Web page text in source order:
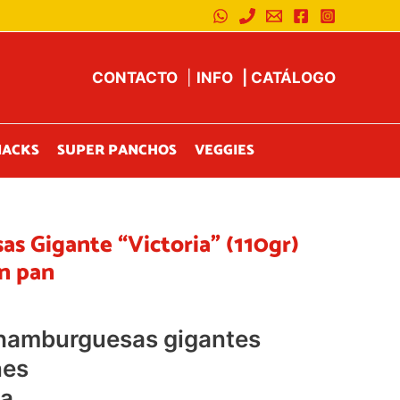
CONTACTO INFO CATÁLOGO
SUPER PANCHOS VEGGIES
Gigante “Victoria” (110gr)
pan
gigantes